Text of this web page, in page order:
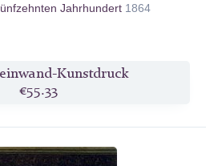
Jahrhundert 1864
Kunstdruck
€55.33